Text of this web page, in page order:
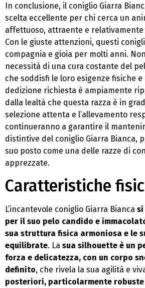
In conclusione, il coniglio Giarra
scelta eccellente per chi cerca un
affettuoso, attraente e relativamente
Con le giuste attenzioni, questi
compagnia e gioia per molti anni.
necessità di una cura costante del
che soddisfi le loro esigenze fisiche
dedizione richiesta è ampiamente
dalla lealtà che questa razza è in
selezione attenta e l’allevamento
continueranno a garantire il
distintive del coniglio Giarra Bianca,
suo posto come una delle razze di
apprezzate.
Caratteristiche
L’incantevole coniglio Giarra Bianca si
per il suo pelo candido e
sua struttura fisica armoniosa e le
equilibrate. La sua silhouette è un
forza e delicatezza, con un corpo
definito, che rivela la sua agilità e
posteriori, particolarmente robuste